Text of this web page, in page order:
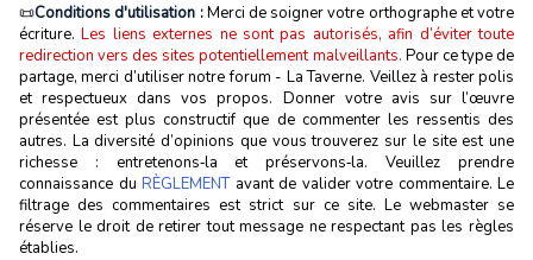
📜Conditions d'utilisation :Merci de soigner votre orthographe et votre
écriture.Les liens externes ne sont pas autorisés, afin d’éviter toute
redirection vers des sites potentiellement malveillants. Pour ce type de
partage, merci d’utiliser notre forum - La Taverne. Veillez à rester polis
et respectueux dans vos propos. Donner votre avis sur l’œuvre
présentée est plus constructif que de commenter les ressentis des
autres. La diversité d’opinions que vous trouverez sur le site est une
richesse : entretenons‑la et préservons‑la. Veuillez prendre
connaissance du RÈGLEMENTavant de valider votre commentaire. Le
filtrage des commentaires est strict sur ce site. Le webmaster se
réserve le droit de retirer tout message ne respectant pas les règles
établies.